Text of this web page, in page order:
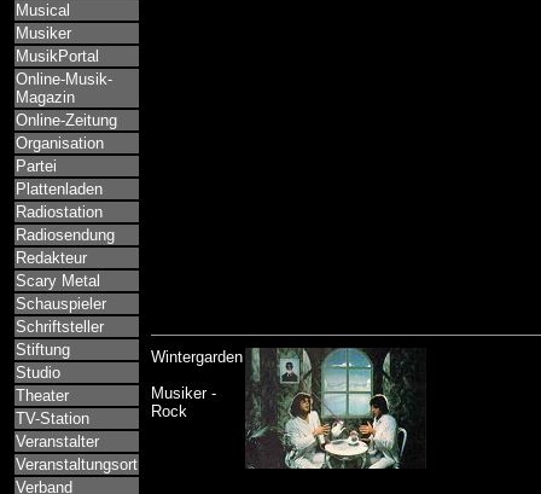
Musical
Musiker
MusikPortal
Online-Musik-
Magazin
Online-Zeitung
Organisation
Partei
Plattenladen
Radiostation
Radiosendung
Redakteur
Scary Metal
Schauspieler
Schriftsteller
Stiftung
Studio
Theater
TV-Station
Veranstalter
Veranstaltungsort
Verband
Wintergarden
Musiker -
Rock